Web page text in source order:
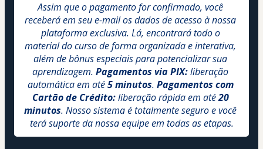
Assim que o pagamento for confirmado, você
receberá em seu e-mail os dados de acesso à nossa
plataforma exclusiva. Lá, encontrará todo o
material do curso de forma organizada e interativa,
além de bônus especiais para potencializar sua
aprendizagem. Pagamentos via PIX: liberação
automática em até 5 minutos. Pagamentos com
Cartão de Crédito: liberação rápida em até 20
minutos. Nosso sistema é totalmente seguro e você
terá suporte da nossa equipe em todas as etapas.